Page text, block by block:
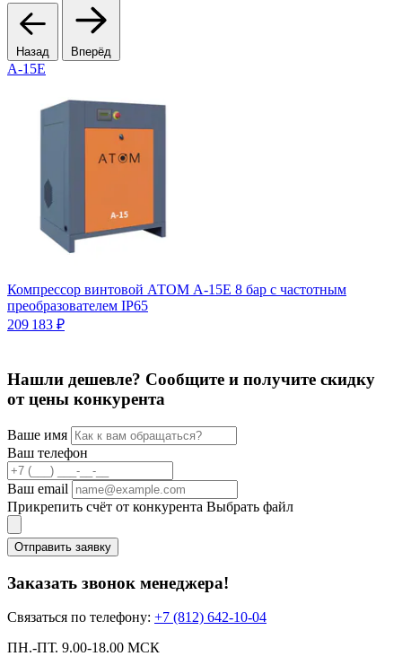
Назад Вперёд
А-15Е
Компрессор винтовой АТОМ А-15Е 8 бар с частотным
преобразователем IP65
209 183 ₽
Нашли дешевле? Сообщите и получите скидку
от цены конкурента
Ваше имя
Ваш телефон
Ваш email
Прикрепить счёт от конкурента Выбрать файл
Отправить заявку
Заказать звонок менеджера!
Связаться по телефону: +7 (812) 642-10-04
ПН.-ПТ. 9.00-18.00 МСК